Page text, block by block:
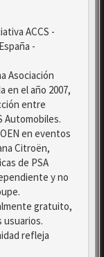
ACCS -
-
Asociación
en el año 2007,
entre
Automobiles.
en eventos
Citroën,
de PSA
y no
gratuito,
usuarios.
refleja